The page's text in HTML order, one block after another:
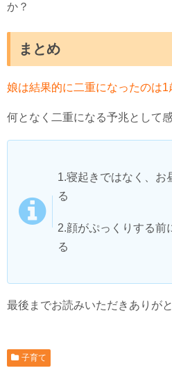
か？
まとめ
娘は結果的に二重になったのは1
何となく二重になる予兆として
1.寝起きではなく、お
る
2.顔がぷっくりする前
る
最後までお読みいただきありが
子育て